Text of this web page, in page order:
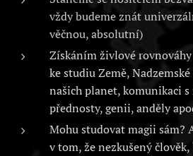
vždy budeme znát
věčnou, absolutní)
Získáním živlové
ke studiu Země,
našich planet, komunikaci
přednosty, genii, anděly
Mohu studovat magii sám?
v tom, že nezkušený